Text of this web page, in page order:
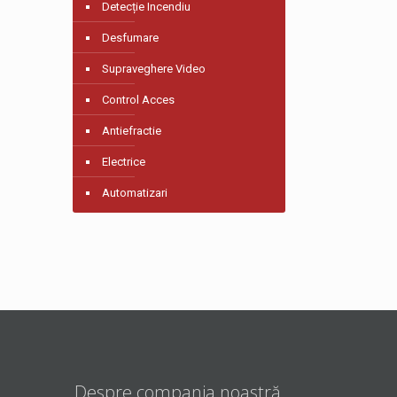
Detecție Incendiu
Desfumare
Supraveghere Video
Control Acces
Antiefractie
Electrice
Automatizari
Despre compania noastră